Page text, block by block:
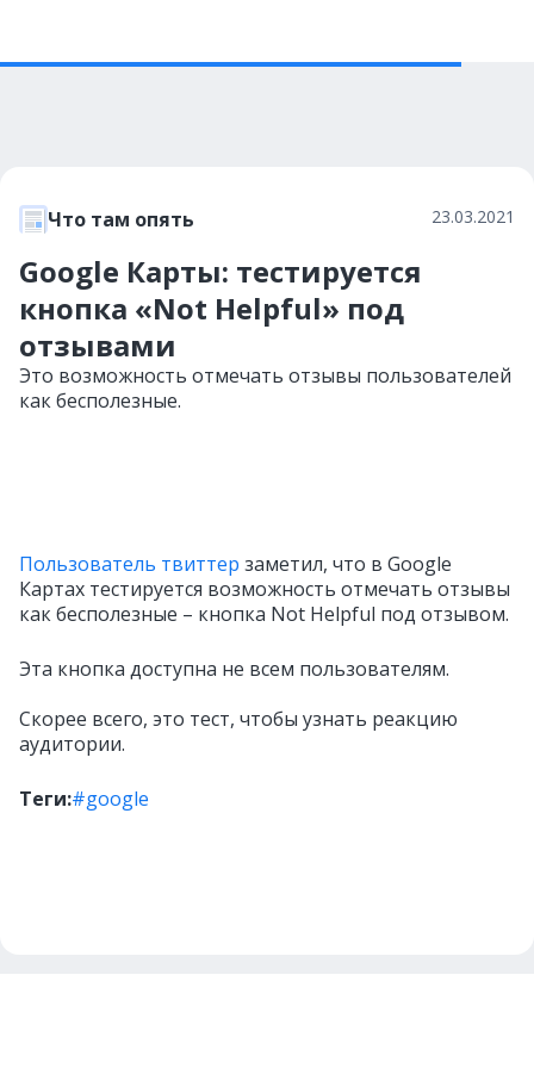
Что там опять 23.03.2021
Google Карты: тестируется
кнопка «Not Helpful» под
отзывами
Это возможность отмечать отзывы пользователей
как бесполезные.
Пользователь твиттер заметил, что в Google
Картах тестируется возможность отмечать отзывы
как бесполезные – кнопка Not Helpful под отзывом.
Эта кнопка доступна не всем пользователям.
Скорее всего, это тест, чтобы узнать реакцию
аудитории.
Теги:#google